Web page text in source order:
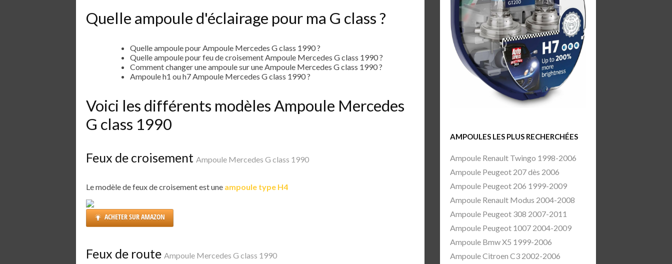
Quelle ampoule d'éclairage pour ma G class ?
Quelle ampoule pour Ampoule Mercedes G class 1990 ?
Quelle ampoule pour feu de croisement Ampoule Mercedes G class 1990 ?
Comment changer une ampoule sur une Ampoule Mercedes G class 1990 ?
Ampoule h1 ou h7 Ampoule Mercedes G class 1990 ?
Voici les différents modèles Ampoule Mercedes
G class 1990
Feux de croisement Ampoule Mercedes G class 1990
Le modèle de feux de croisement est une ampoule type H4
ACHETER SUR AMAZON
Feux de route Ampoule Mercedes G class 1990
AMPOULES LES PLUS RECHERCHÉES
Ampoule Renault Twingo 1998-2006
Ampoule Peugeot 207 dès 2006
Ampoule Peugeot 206 1999-2009
Ampoule Renault Modus 2004-2008
Ampoule Peugeot 308 2007-2011
Ampoule Peugeot 1007 2004-2009
Ampoule Bmw X5 1999-2006
Ampoule Citroen C3 2002-2006